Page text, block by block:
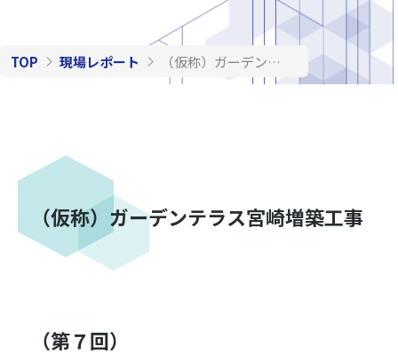
TOP 現場レポート （仮称）ガーデンテラス宮崎増築工事（第７回）
（仮称）ガーデンテラス宮崎増築工事
（第７回）